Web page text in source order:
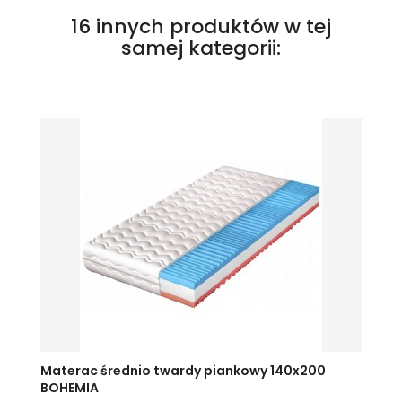
16 innych produktów w tej
samej kategorii:
Materac średnio twardy piankowy 140x200
BOHEMIA